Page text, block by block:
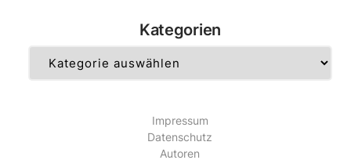
Kategorien
Impressum
Datenschutz
Autoren